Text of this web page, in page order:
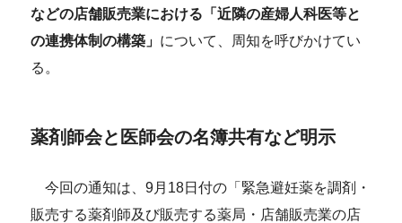
などの店舗販売業における「近隣の産婦人科医等と
の連携体制の構築」 について、周知を呼びかけてい
る。
薬剤師会と医師会の名簿共有など明示
今回の通知は、9月18日付の「緊急避妊薬を調剤・
販売する薬剤師及び販売する薬局・店舗販売業の店